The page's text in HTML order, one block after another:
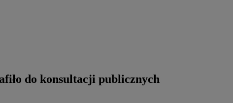
do konsultacji publicznych